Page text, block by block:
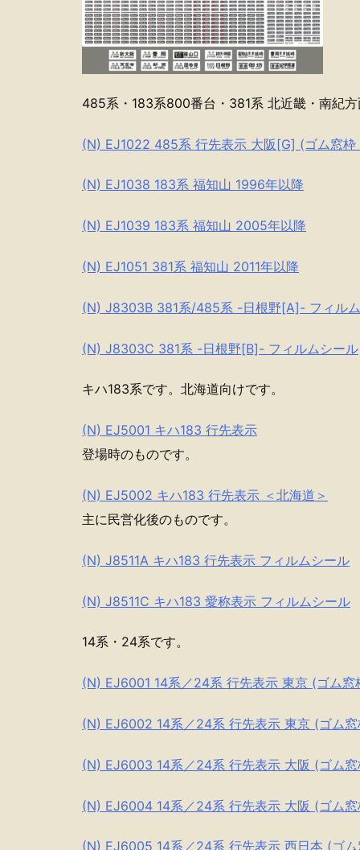
485系・183系800番台・381系 北近畿・南紀方
(N) EJ1022 485系 行先表示 大阪[G] (ゴム窓枠
(N) EJ1038 183系 福知山 1996年以降
(N) EJ1039 183系 福知山 2005年以降
(N) EJ1051 381系 福知山 2011年以降
(N) J8303B 381系/485系 -日根野[A]- フィル
(N) J8303C 381系 -日根野[B]- フィルムシール
キハ183系です。北海道向けです。
(N) EJ5001 キハ183 行先表示
登場時のものです。
(N) EJ5002 キハ183 行先表示 ＜北海道＞
主に民営化後のものです。
(N) J8511A キハ183 行先表示 フィルムシール
(N) J8511C キハ183 愛称表示 フィルムシール
14系・24系です。
(N) EJ6001 14系／24系 行先表示 東京 (ゴム窓
(N) EJ6002 14系／24系 行先表示 東京 (ゴム窓
(N) EJ6003 14系／24系 行先表示 大阪 (ゴム窓
(N) EJ6004 14系／24系 行先表示 大阪 (ゴム窓
(N) EJ6005 14系／24系 行先表示 西日本 (ゴム